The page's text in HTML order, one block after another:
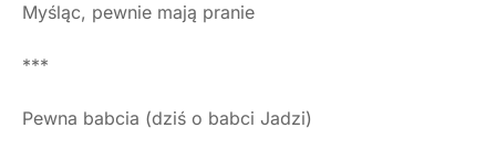
Myśląc, pewnie mają pranie
***
Pewna babcia (dziś o babci Jadzi)